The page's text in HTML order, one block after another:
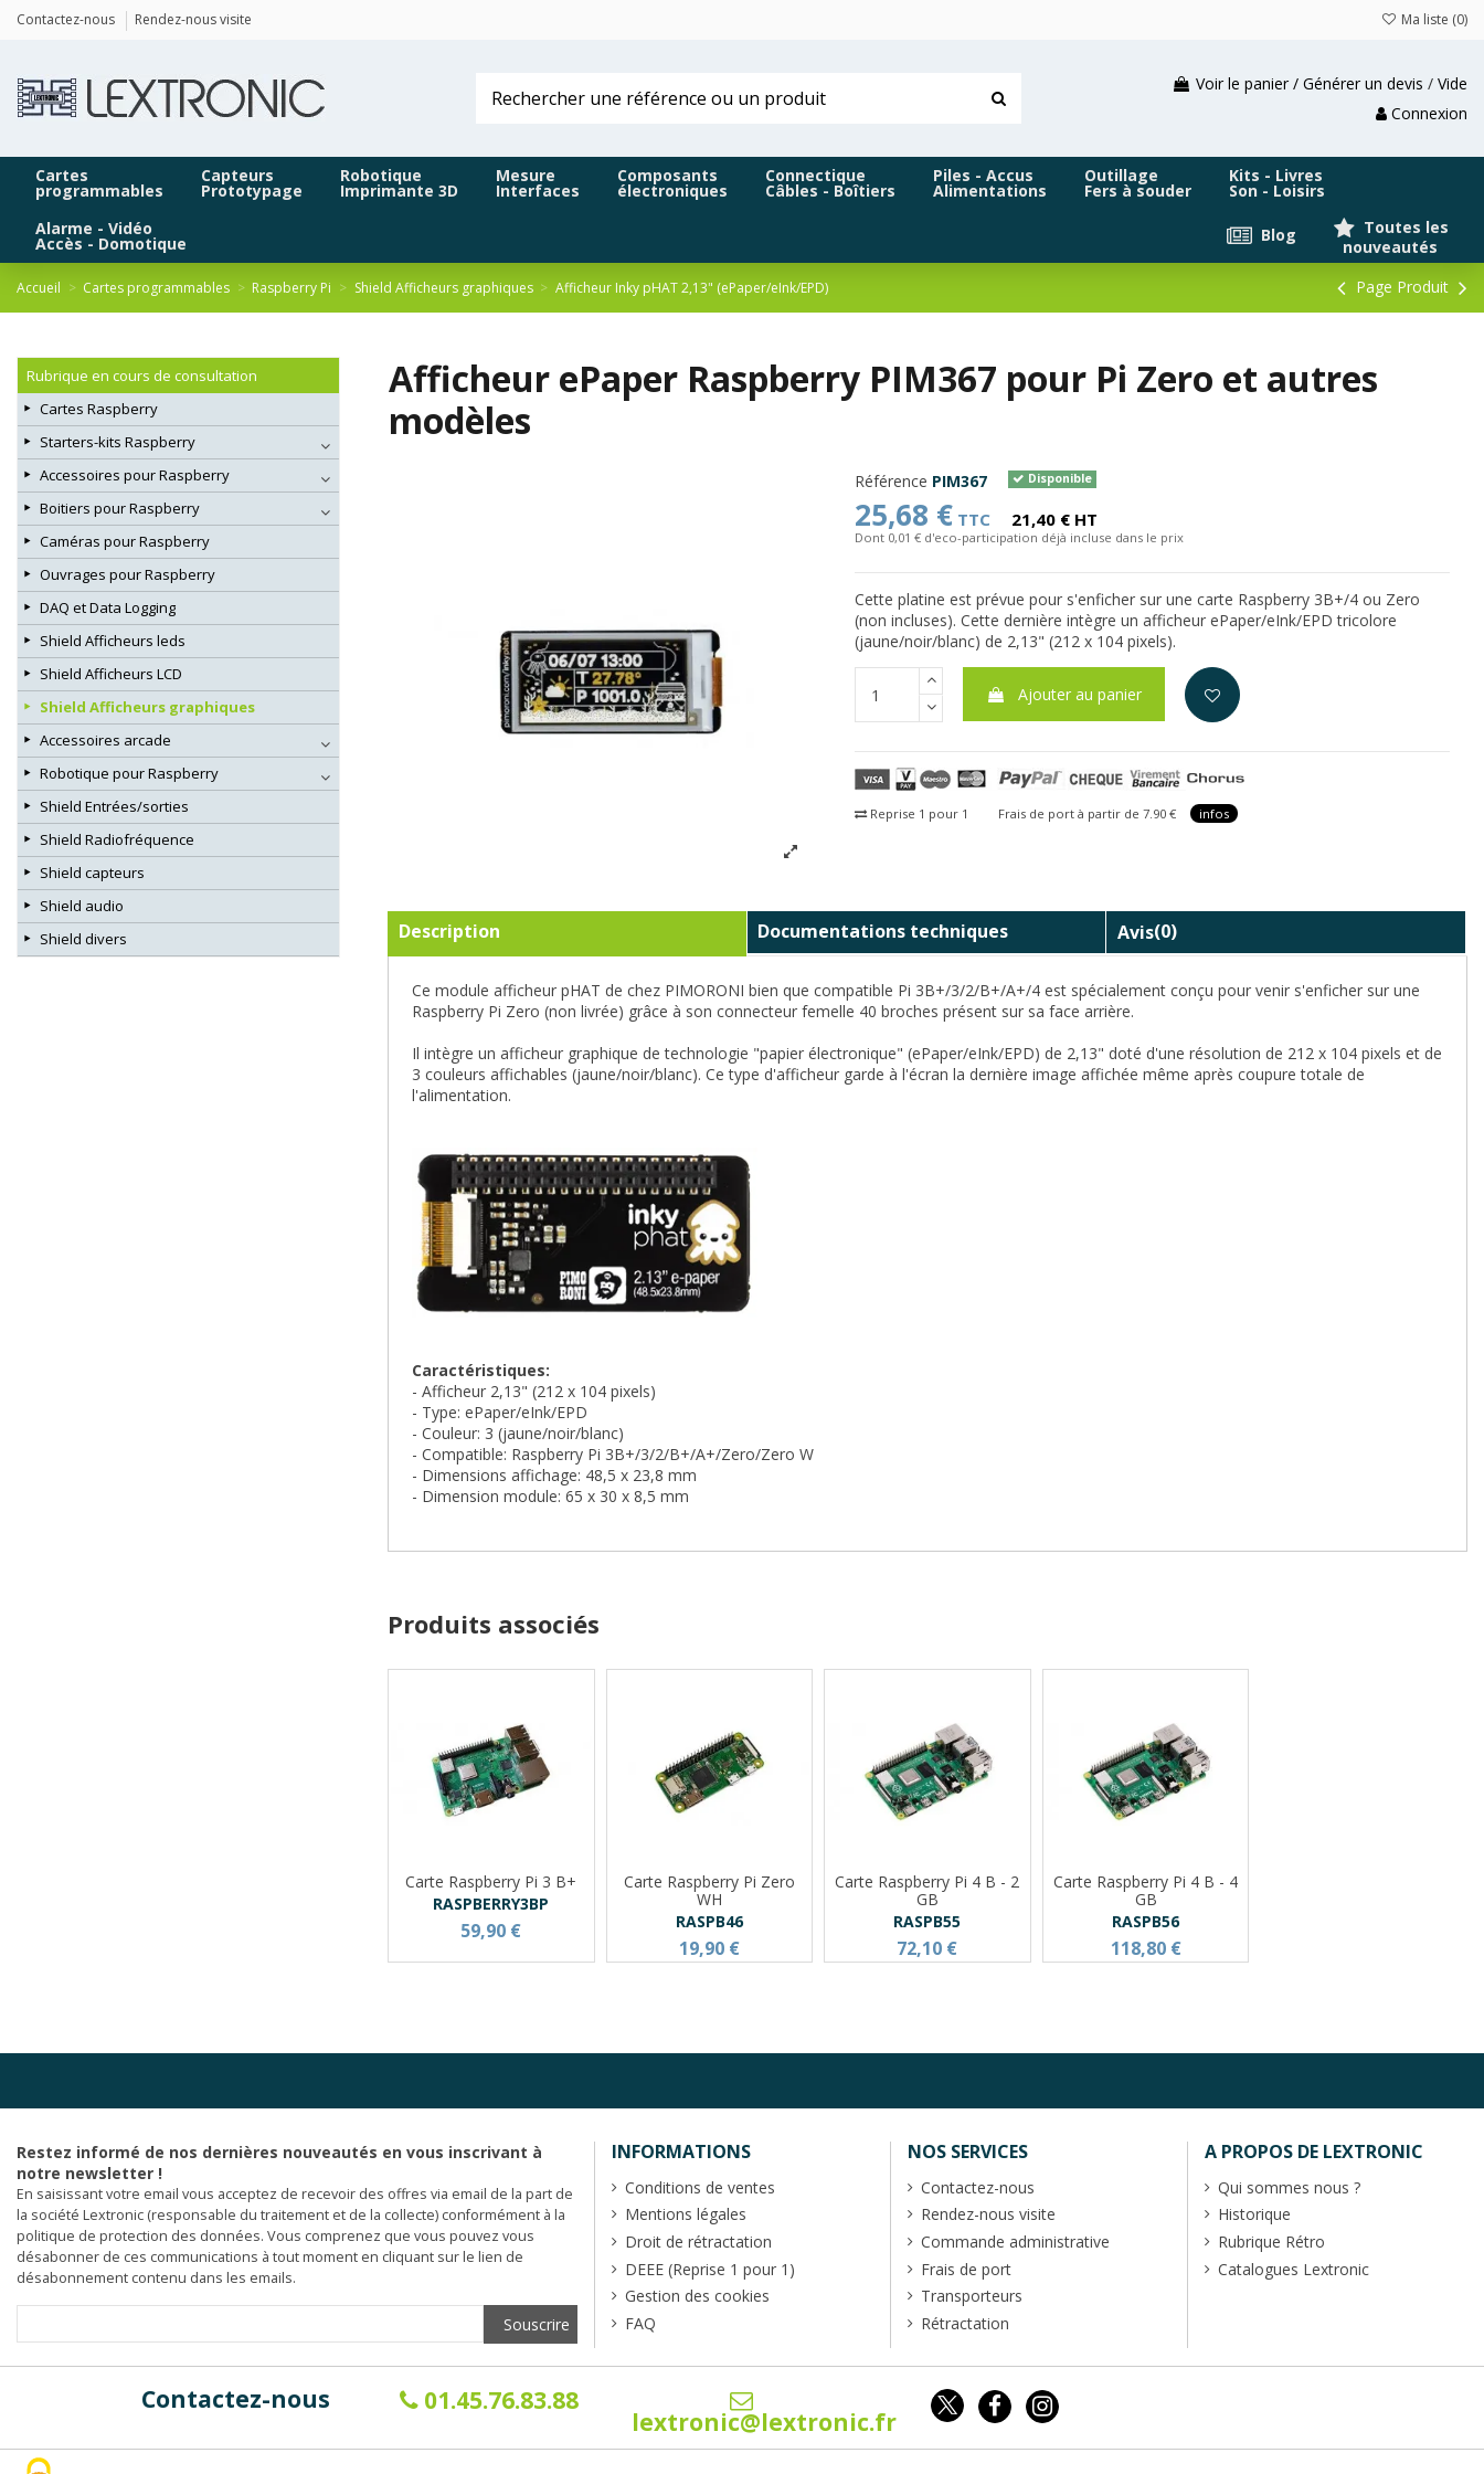
Contactez-nous Rendez-nous visite Ma liste (0)
Voir le panier / Générer un devis / Vide
Connexion
Cartes
programmables
Capteurs
Prototypage
Robotique
Imprimante 3D
Mesure
Interfaces
Composants
électroniques
Connectique
Câbles - Boîtiers
Piles - Accus
Alimentations
Outillage
Fers à souder
Kits - Livres
Son - Loisirs
Alarme - Vidéo
Accès - Domotique
Toutes les
nouveautés
Blog
Accueil Cartes programmables Raspberry Pi Shield Afficheurs graphiques Afficheur Inky pHAT 2,13" (ePaper/eInk/EPD) Page Produit
Afficheur ePaper Raspberry PIM367 pour Pi Zero et autres
modèles
Référence PIM367 Disponible
25,68 € TTC 21,40 € HT
Dont 0,01 € d'eco-participation déjà incluse dans le prix
Cette platine est prévue pour s'enficher sur une carte Raspberry 3B+/4 ou Zero
(non incluses). Cette dernière intègre un afficheur ePaper/eInk/EPD tricolore
(jaune/noir/blanc) de 2,13" (212 x 104 pixels).
Ajouter au panier
Reprise 1 pour 1 Frais de port à partir de 7.90 € infos
Description Documentations techniques Avis(0)
Ce module afficheur pHAT de chez PIMORONI bien que compatible Pi 3B+/3/2/B+/A+/4 est spécialement conçu pour venir s'enficher sur une
Raspberry Pi Zero (non livrée) grâce à son connecteur femelle 40 broches présent sur sa face arrière.
Il intègre un afficheur graphique de technologie "papier électronique" (ePaper/eInk/EPD) de 2,13" doté d'une résolution de 212 x 104 pixels et de
3 couleurs affichables (jaune/noir/blanc). Ce type d'afficheur garde à l'écran la dernière image affichée même après coupure totale de
l'alimentation.
Caractéristiques:
- Afficheur 2,13" (212 x 104 pixels)
- Type: ePaper/eInk/EPD
- Couleur: 3 (jaune/noir/blanc)
- Compatible: Raspberry Pi 3B+/3/2/B+/A+/Zero/Zero W
- Dimensions affichage: 48,5 x 23,8 mm
- Dimension module: 65 x 30 x 8,5 mm
Produits associés
Carte Raspberry Pi 3 B+
RASPBERRY3BP
59,90 €
Carte Raspberry Pi Zero
WH
RASPB46
19,90 €
Carte Raspberry Pi 4 B - 2
GB
RASPB55
72,10 €
Carte Raspberry Pi 4 B - 4
GB
RASPB56
118,80 €
Rubrique en cours de consultation
Cartes Raspberry
Starters-kits Raspberry
Accessoires pour Raspberry
Boitiers pour Raspberry
Caméras pour Raspberry
Ouvrages pour Raspberry
DAQ et Data Logging
Shield Afficheurs leds
Shield Afficheurs LCD
Shield Afficheurs graphiques
Accessoires arcade
Robotique pour Raspberry
Shield Entrées/sorties
Shield Radiofréquence
Shield capteurs
Shield audio
Shield divers
Restez informé de nos dernières nouveautés en vous inscrivant à
notre newsletter !
En saisissant votre email vous acceptez de recevoir des offres via email de la part de
la société Lextronic (responsable du traitement et de la collecte) conformément à la
politique de protection des données. Vous comprenez que vous pouvez vous
désabonner de ces communications à tout moment en cliquant sur le lien de
désabonnement contenu dans les emails.
INFORMATIONS
Conditions de ventes
Mentions légales
Droit de rétractation
DEEE (Reprise 1 pour 1)
Gestion des cookies
FAQ
NOS SERVICES
Contactez-nous
Rendez-nous visite
Commande administrative
Frais de port
Transporteurs
Rétractation
A PROPOS DE LEXTRONIC
Qui sommes nous ?
Historique
Rubrique Rétro
Catalogues Lextronic
Contactez-nous 01.45.76.83.88
lextronic@lextronic.fr
Panneau de gestion des cookies